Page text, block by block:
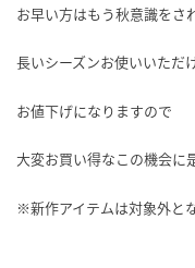
お早い方はもう秋意識をさ
長いシーズンお使いいただ
お値下げになりますので
大変お買い得なこの機会に
※新作アイテムは対象外と